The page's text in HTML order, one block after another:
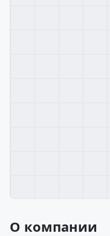
О компании